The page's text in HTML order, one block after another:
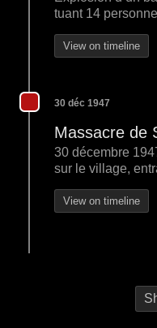
tuant 14
View on timeline
30 déc 1947
Massacre de
30 décembre
sur le village,
View on timeline